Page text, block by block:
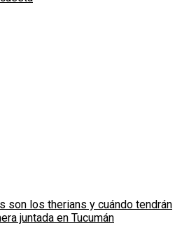
son los therians y cuándo tendrán
juntada en Tucumán